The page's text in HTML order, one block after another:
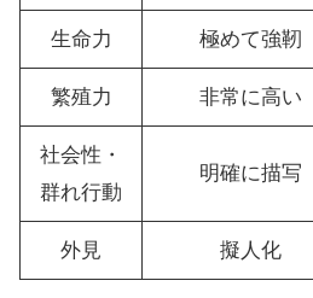
生命力 極めて強靭
繁殖力 非常に高い
社会性・
群れ行動
明確に描写
外見 擬人化